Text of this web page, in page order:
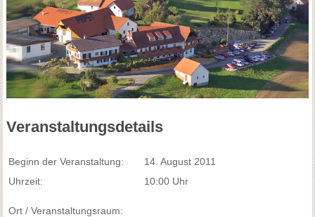
Veranstaltungsdetails
Beginn der Veranstaltung:
14. August 2011
Uhrzeit:
10:00 Uhr
Ort / Veranstaltungsraum: